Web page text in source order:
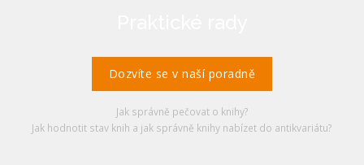
Dozvíte se v naší poradně
Jak správně pečovat o knihy?
Jak hodnotit stav knih a jak správně knihy nabízet do antikvariátu?